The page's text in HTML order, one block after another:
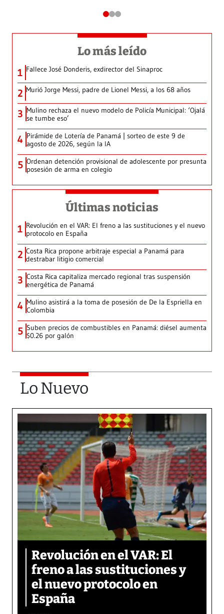
Lo más leído
1 Fallece José Donderis, exdirector del Sinaproc
2 Murió Jorge Messi, padre de Lionel Messi, a los 68 años
3 Mulino rechaza el nuevo modelo de Policía Municipal: ‘Ojalá
se tumbe eso’
4 Pirámide de Lotería de Panamá | sorteo de este 9 de
agosto de 2026, según la IA
5 Ordenan detención provisional de adolescente por presunta
posesión de arma en colegio
Últimas noticias
1 Revolución en el VAR: El freno a las sustituciones y el nuevo
protocolo en España
2 Costa Rica propone arbitraje especial a Panamá para
destrabar litigio comercial
3 Costa Rica capitaliza mercado regional tras suspensión
energética de Panamá
4 Mulino asistirá a la toma de posesión de De la Espriella en
Colombia
5 Suben precios de combustibles en Panamá: diésel aumenta
$0.26 por galón
Lo Nuevo
Revolución en el VAR: El
freno a las sustituciones y
el nuevo protocolo en
España